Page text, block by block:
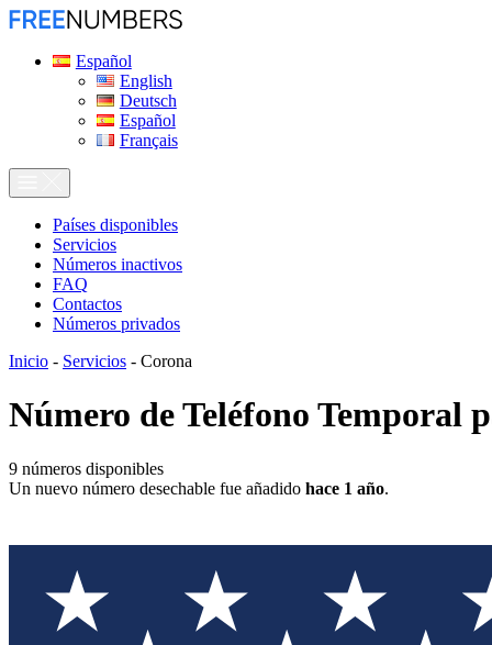
Español
English
Deutsch
Español
Français
Países disponibles
Servicios
Números inactivos
FAQ
Contactos
Números privados
Inicio - Servicios - Corona
Número de Teléfono Temporal
9 números disponibles
Un nuevo número desechable fue añadido hace 1 año.